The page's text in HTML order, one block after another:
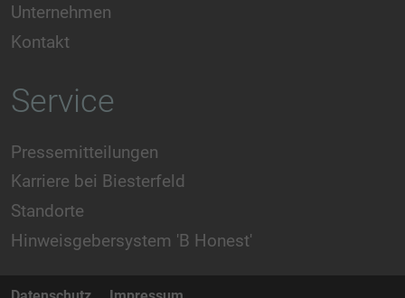
Unternehmen
Kontakt
Service
Pressemitteilungen
Karriere bei Biesterfeld
Standorte
Hinweisgebersystem 'B Honest'